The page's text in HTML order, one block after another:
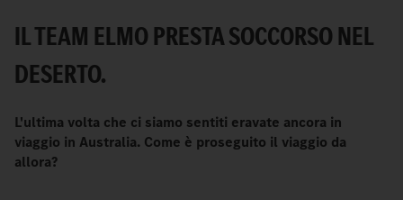
IL TEAM ELMO PRESTA SOCCORSO NEL
DESERTO.
L'ultima volta che ci siamo sentiti eravate ancora in
viaggio in Australia. Come è proseguito il viaggio da
allora?